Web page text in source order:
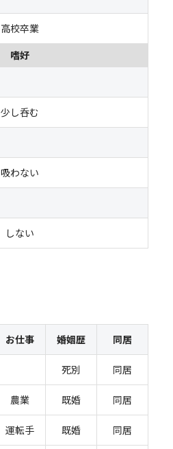
高校卒業
嗜好
少し呑む
吸わない
しない
お仕事 婚姻歴 同居
死別 同居
農業 既婚 同居
運転手 既婚 同居